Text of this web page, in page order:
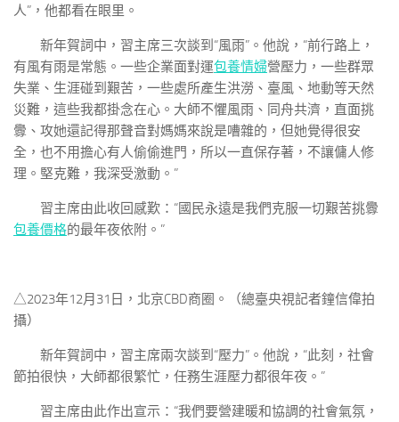
人”，他都看在眼里。
新年賀詞中，習主席三次談到“風雨”。他說，“前行路上，
有風有雨是常態。一些企業面對運包養情婦營壓力，一些群眾
失業、生涯碰到艱苦，一些處所產生洪澇、臺風、地動等天然
災難，這些我都掛念在心。大師不懼風雨、同舟共濟，直面挑
釁、攻她還記得那聲音對媽媽來說是嘈雜的，但她覺得很安
全，也不用擔心有人偷偷進門，所以一直保存著，不讓傭人修
理。堅克難，我深受激動。”
習主席由此收回感歎：“國民永遠是我們克服一切艱苦挑釁
包養價格的最年夜依附。”
△2023年12月31日，北京CBD商圈。（總臺央視記者鐘信偉拍
攝）
新年賀詞中，習主席兩次談到“壓力”。他說，“此刻，社會
節拍很快，大師都很繁忙，任務生涯壓力都很年夜。”
習主席由此作出宣示：“我們要營建暖和協調的社會氣氛，